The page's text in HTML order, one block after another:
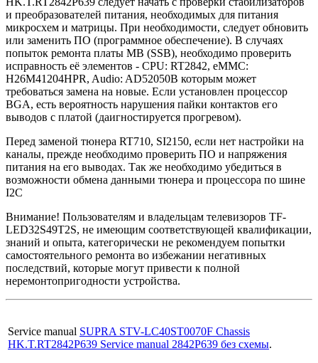
и преобразователей питания, необходимых для питания
микросхем и матрицы. При необходимости, следует обновить
или заменить ПО (программное обеспечение). В случаях
попыток ремонта платы MB (SSB), необходимо проверить
исправность её элементов - CPU: RT2842, eMMC:
H26M41204HPR, Audio: AD52050B которым может
требоваться замена на новые. Если установлен процессор
BGA, есть вероятность нарушения пайки контактов его
выводов с платой (даигностируется прогревом).
Перед заменой тюнера RT710, SI2150, если нет настройки на
каналы, прежде необходимо проверить ПО и напряжения
питания на его выводах. Так же необходимо убедиться в
возможности обмена данными тюнера и процессора по шине
I2C
Внимание! Пользователям и владельцам телевизоров TF-
LED32S49T2S, не имеющим соответствующей квалификации,
знаний и опыта, категорически не рекомендуем попытки
самостоятельного ремонта во избежании негативных
последствий, которые могут привести к полной
неремонтопригодности устройства.
Service manual SUPRA STV-LC40ST0070F Chassis
HK.T.RT2842P639 Service manual 2842P639 без схемы.